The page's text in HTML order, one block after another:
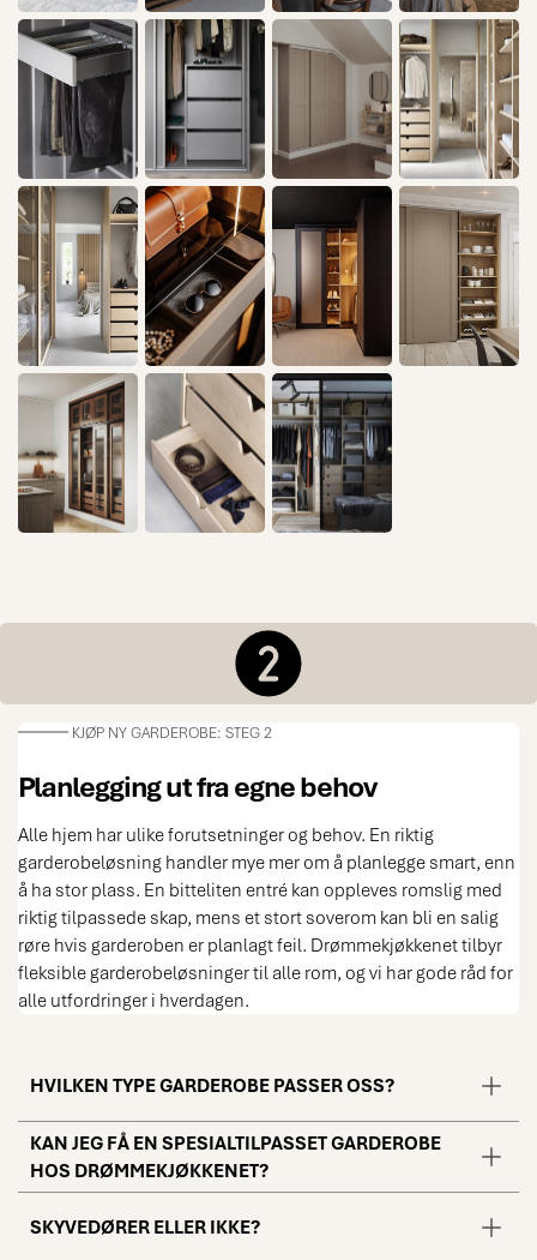
KJØP NY GARDEROBE: STEG 2
Planlegging ut fra egne behov
Alle hjem har ulike forutsetninger og behov. En riktig
garderobeløsning handler mye mer om å planlegge smart, enn
å ha stor plass. En bitteliten entré kan oppleves romslig med
riktig tilpassede skap, mens et stort soverom kan bli en salig
røre hvis garderoben er planlagt feil. Drømmekjøkkenet tilbyr
fleksible garderobeløsninger til alle rom, og vi har gode råd for
alle utfordringer i hverdagen.
HVILKEN TYPE GARDEROBE PASSER OSS?
KAN JEG FÅ EN SPESIALTILPASSET GARDEROBE
HOS DRØMMEKJØKKENET?
SKYVEDØRER ELLER IKKE?